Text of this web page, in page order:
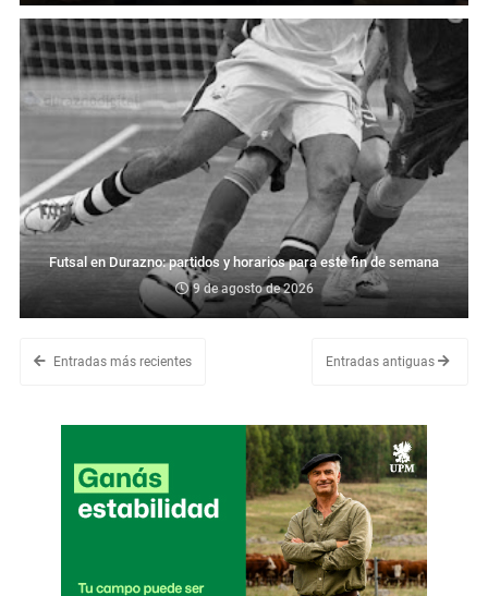
Futsal en Durazno: partidos y horarios para este fin de semana
9 de agosto de 2026
Entradas más recientes Entradas antiguas